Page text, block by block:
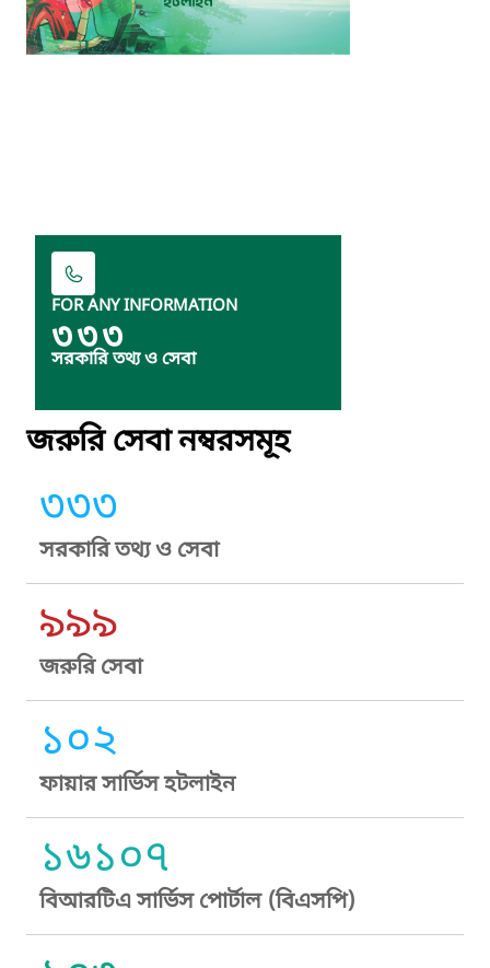
FOR ANY INFORMATION
৩৩৩
সরকারি তথ্য ও সেবা
জরুরি সেবা নম্বরসমূহ
৩৩৩
সরকারি তথ্য ও সেবা
৯৯৯
জরুরি সেবা
১০২
ফায়ার সার্ভিস হটলাইন
১৬১০৭
বিআরটিএ সার্ভিস পোর্টাল (বিএসপি)